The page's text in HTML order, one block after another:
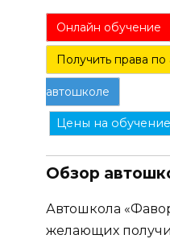
Онлайн обучение
Получить права по
автошколе
Цены на
Обзор
Автошкола
желающих